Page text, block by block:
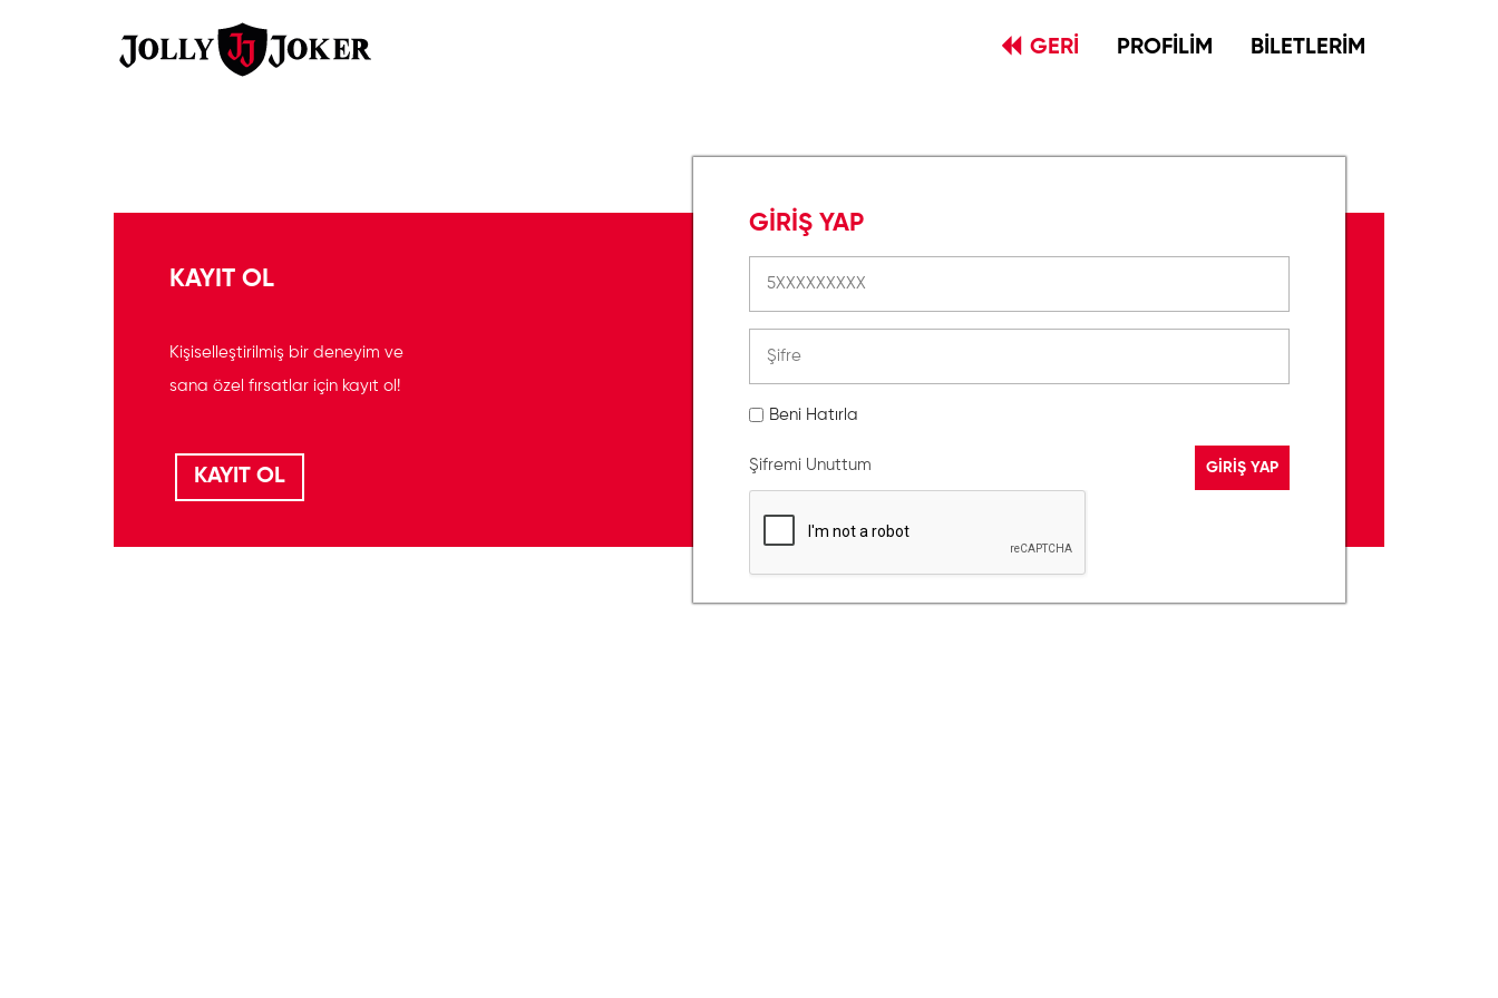
GERİ PROFİLİM BİLETLERİM
GİRİŞ YAP
Beni Hatırla
Şifremi Unuttum
KAYIT OL
Kişiselleştirilmiş bir deneyim ve
sana özel fırsatlar için kayıt ol!
KAYIT OL